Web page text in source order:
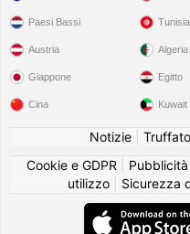
Paesi Bassi
Austria
Giappone
Cina
Tunisia
Algeria
Egitto
Kuwait
Notizie|
Cookie e GDPR
Pubblicità
utilizzo| Sicurezza